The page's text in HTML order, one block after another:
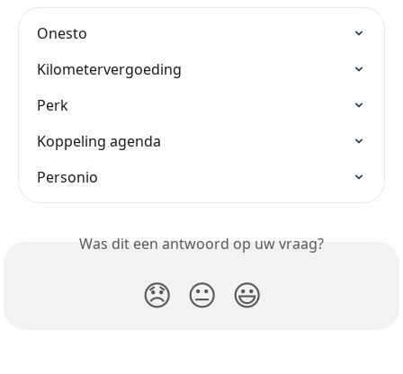
Onesto
Kilometervergoeding
Perk
Koppeling agenda
Personio
Was dit een antwoord op uw vraag?
😞 😐 😃